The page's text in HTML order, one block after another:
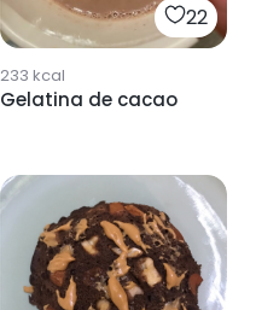
22
233 kcal
Gelatina de cacao